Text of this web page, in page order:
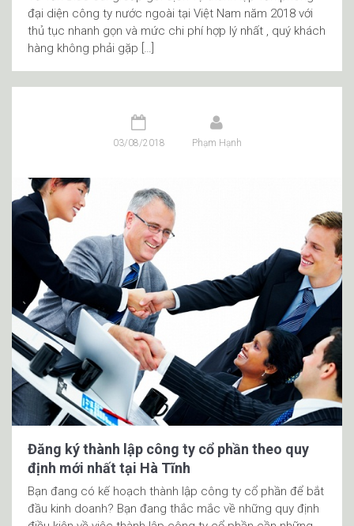
đại diện công ty nước ngoài tại Việt Nam năm 2018 với
thủ tục nhanh gọn và mức chi phí hợp lý nhất , quý khách
hàng không phải gặp […]
03/08/2018 Phạm Hạnh
Đăng ký thành lập công ty cổ phần theo quy
định mới nhất tại Hà Tĩnh
Bạn đang có kế hoạch thành lập công ty cổ phần để bắt
đầu kinh doanh? Bạn đang thắc mắc về những quy định